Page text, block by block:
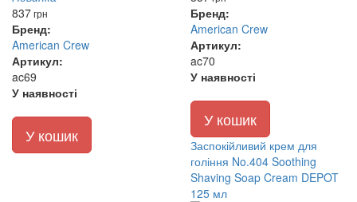
837грн
Бренд:
American Crew
Артикул:
ac69
У наявності
У кошик
Бренд:
American Crew
Артикул:
ac70
У наявності
У кошик
Заспокійливий крем для
гоління No.404 Soothing
Shaving Soap Cream DEPOT
125 мл